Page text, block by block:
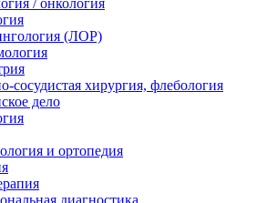
/ онкология
(ЛОР)
сосудистая хирургия, флебология
дело
и ортопедия
диагностика